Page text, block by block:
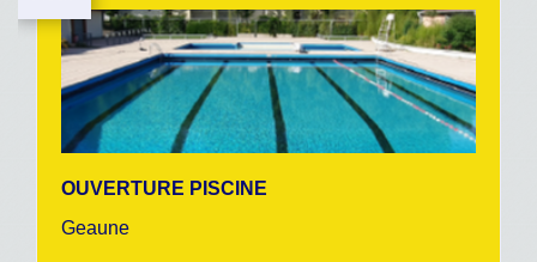
OUVERTURE PISCINE
Geaune